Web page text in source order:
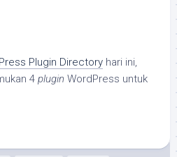
Plugin Directory hari ini,
4 plugin WordPress untuk